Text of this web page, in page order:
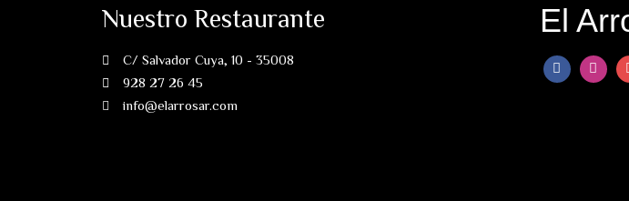
Nuestro Restaurante
C/ Salvador Cuya, 10 - 35008
928 27 26 45
info@elarrosar.com
El